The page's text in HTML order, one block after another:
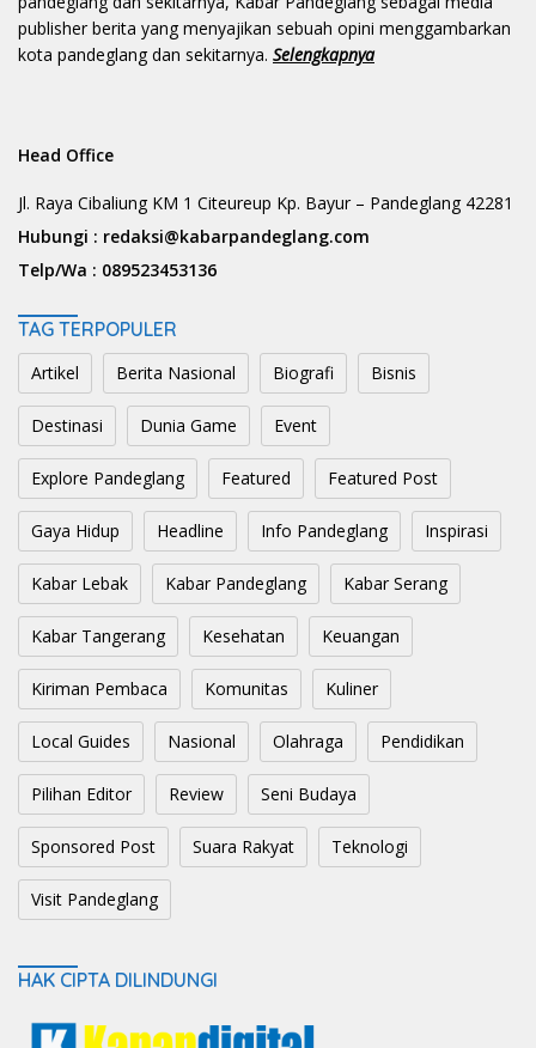
publisher berita yang menyajikan sebuah opini menggambarkan
kota pandeglang dan sekitarnya. Selengkapnya
Head Office
Jl. Raya Cibaliung KM 1 Citeureup Kp. Bayur – Pandeglang 42281
Hubungi : redaksi@kabarpandeglang.com
Telp/Wa : 089523453136
TAG TERPOPULER
Artikel Berita Nasional Biografi Bisnis
Destinasi Dunia Game Event
Explore Pandeglang Featured Featured Post
Gaya Hidup Headline Info Pandeglang Inspirasi
Kabar Lebak Kabar Pandeglang Kabar Serang
Kabar Tangerang Kesehatan Keuangan
Kiriman Pembaca Komunitas Kuliner
Local Guides Nasional Olahraga Pendidikan
Pilihan Editor Review Seni Budaya
Sponsored Post Suara Rakyat Teknologi
Visit Pandeglang
HAK CIPTA DILINDUNGI